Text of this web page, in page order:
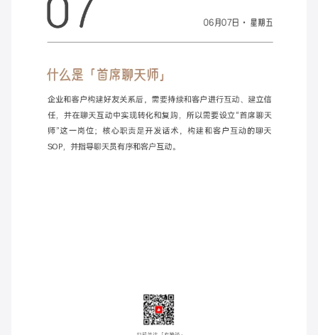
合作共进
认证服务商 设计服务商
有赞云 数据通服务